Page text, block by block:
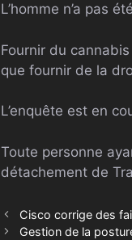
L’homme n’a pas
Fournir du
que fournir de la
L’enquête est en
Toute personne
détachement de
Cisco corrige des
Gestion de la